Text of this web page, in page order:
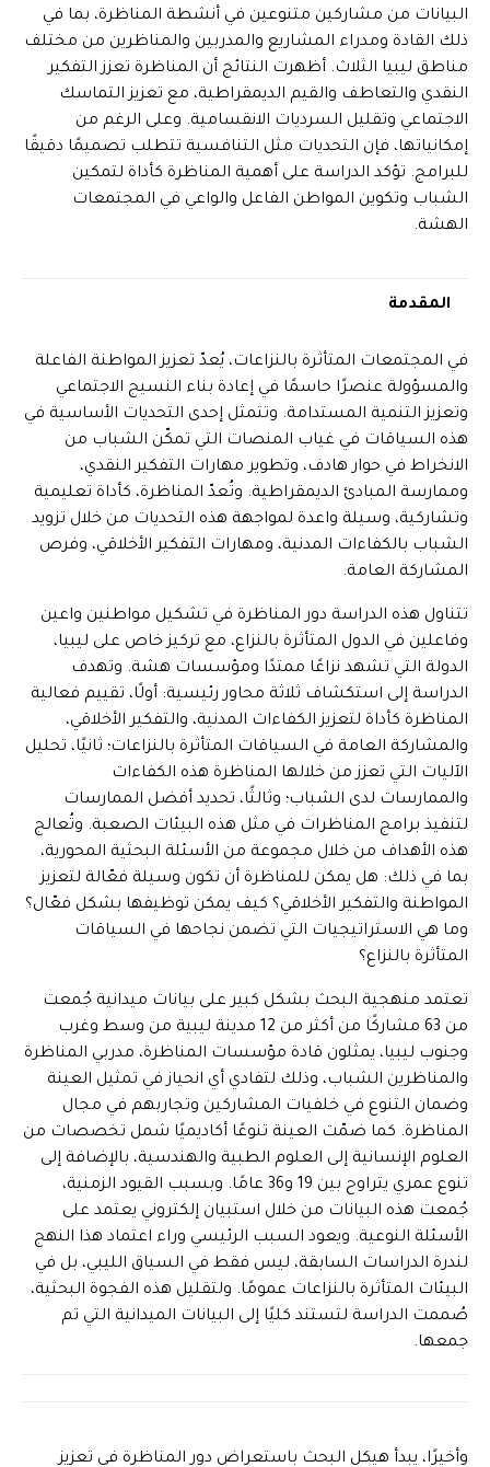
البيانات من مشاركين متنوعين في أنشطة المناظرة، بما في
ذلك القادة ومدراء المشاريع والمدربين والمناظرين من مختلف
مناطق ليبيا الثلاث. أظهرت النتائج أن المناظرة تعزز التفكير
النقدي والتعاطف والقيم الديمقراطية، مع تعزيز التماسك
الاجتماعي وتقليل السرديات الانقسامية. وعلى الرغم من
إمكانياتها، فإن التحديات مثل التنافسية تتطلب تصميمًا دقيقًا
للبرامج. تؤكد الدراسة على أهمية المناظرة كأداة لتمكين
الشباب وتكوين المواطن الفاعل والواعي في المجتمعات
الهشة.
المقدمة
في المجتمعات المتأثرة بالنزاعات، يُعدّ تعزيز المواطنة الفاعلة
والمسؤولة عنصرًا حاسمًا في إعادة بناء النسيج الاجتماعي
وتعزيز التنمية المستدامة. وتتمثل إحدى التحديات الأساسية في
هذه السياقات في غياب المنصات التي تمكّن الشباب من
الانخراط في حوار هادف، وتطوير مهارات التفكير النقدي،
وممارسة المبادئ الديمقراطية. وتُعدّ المناظرة، كأداة تعليمية
وتشاركية، وسيلة واعدة لمواجهة هذه التحديات من خلال تزويد
الشباب بالكفاءات المدنية، ومهارات التفكير الأخلاقي، وفرص
المشاركة العامة.
تتناول هذه الدراسة دور المناظرة في تشكيل مواطنين واعين
وفاعلين في الدول المتأثرة بالنزاع، مع تركيز خاص على ليبيا،
الدولة التي تشهد نزاعًا ممتدًا ومؤسسات هشة. وتهدف
الدراسة إلى استكشاف ثلاثة محاور رئيسية: أولًا، تقييم فعالية
المناظرة كأداة لتعزيز الكفاءات المدنية، والتفكير الأخلاقي،
والمشاركة العامة في السياقات المتأثرة بالنزاعات؛ ثانيًا، تحليل
الآليات التي تعزز من خلالها المناظرة هذه الكفاءات
والممارسات لدى الشباب؛ وثالثًا، تحديد أفضل الممارسات
لتنفيذ برامج المناظرات في مثل هذه البيئات الصعبة. وتُعالج
هذه الأهداف من خلال مجموعة من الأسئلة البحثية المحورية،
بما في ذلك: هل يمكن للمناظرة أن تكون وسيلة فعّالة لتعزيز
المواطنة والتفكير الأخلاقي؟ كيف يمكن توظيفها بشكل فعّال؟
وما هي الاستراتيجيات التي تضمن نجاحها في السياقات
المتأثرة بالنزاع؟
تعتمد منهجية البحث بشكل كبير على بيانات ميدانية جُمعت
من 63 مشاركًا من أكثر من 12 مدينة ليبية من وسط وغرب
وجنوب ليبيا، يمثلون قادة مؤسسات المناظرة، مدربي المناظرة
والمناظرين الشباب، وذلك لتفادي أي انحياز في تمثيل العينة
وضمان التنوع في خلفيات المشاركين وتجاربهم في مجال
المناظرة. كما ضمّت العينة تنوعًا أكاديميًا شمل تخصصات من
العلوم الإنسانية إلى العلوم الطبية والهندسية، بالإضافة إلى
تنوع عمري يتراوح بين 19 و36 عامًا. وبسبب القيود الزمنية،
جُمعت هذه البيانات من خلال استبيان إلكتروني يعتمد على
الأسئلة النوعية. ويعود السبب الرئيسي وراء اعتماد هذا النهج
لندرة الدراسات السابقة، ليس فقط في السياق الليبي، بل في
البيئات المتأثرة بالنزاعات عمومًا. ولتقليل هذه الفجوة البحثية،
صُممت الدراسة لتستند كليًا إلى البيانات الميدانية التي تم
جمعها.
وأخيرًا، يبدأ هيكل البحث باستعراض دور المناظرة في تعزيز